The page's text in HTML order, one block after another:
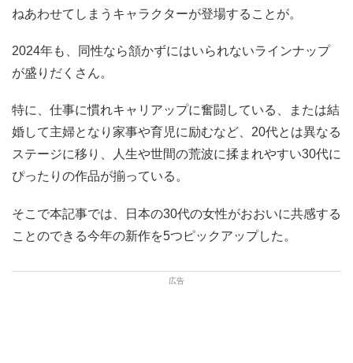
ねあわせてしまうキャラクターが登場することが。
2024年も、同性なら頷かずにはいられないラインナップ
が盛りだくさん。
特に、仕事に慣れキャリアップに奮闘している、または結
婚して主婦となり家事や育児に励むなど、20代とは異なる
ステージに移り、人生や世間の荒波に揉まれやすい30代に
ぴったりの作品が揃っている。
そこで本記事では、日本の30代の女性がおおいに共感する
ことのできる今年の新作を5つピックアップした。